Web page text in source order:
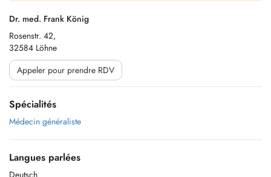
Dr. med. Frank König
Rosenstr. 42,
32584 Löhne
Appeler pour prendre RDV
Spécialités
Médecin généraliste
Langues parlées
Deutsch